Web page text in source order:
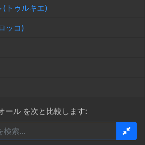
(トゥルキエ)
ッコ)
ール を次と比較します: